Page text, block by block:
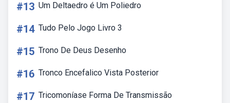
#13 Um Deltaedro é Um Poliedro
#14 Tudo Pelo Jogo Livro 3
#15 Trono De Deus Desenho
#16 Tronco Encefalico Vista Posterior
#17 Tricomoníase Forma De Transmissão